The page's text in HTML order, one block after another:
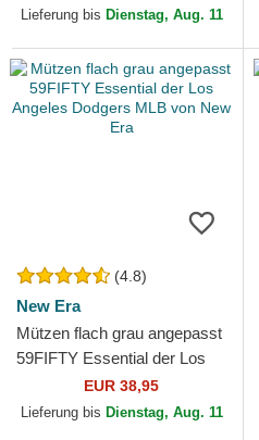
Lieferung bis Dienstag, Aug. 11
(4.8)
New Era
Mützen flach grau angepasst
59FIFTY Essential der Los
Angeles Dodgers MLB von
New Era
EUR 38,95
Lieferung bis Dienstag, Aug. 11